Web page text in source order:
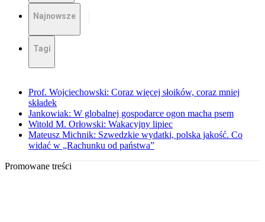
Najnowsze
Tagi
Prof. Wojciechowski: Coraz więcej słoików, coraz mniej
składek
Jankowiak: W globalnej gospodarce ogon macha psem
Witold M. Orłowski: Wakacyjny lipiec
Mateusz Michnik: Szwedzkie wydatki, polska jakość. Co
widać w „Rachunku od państwa”
Promowane treści